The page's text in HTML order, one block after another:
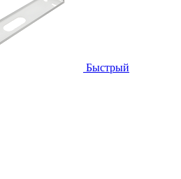
Быстрый